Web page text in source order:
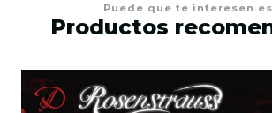
Puede que te interesen
Productos